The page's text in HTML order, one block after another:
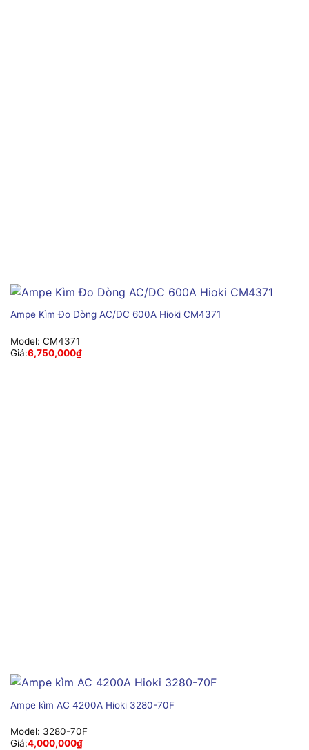
Ampe Kìm Đo Dòng AC/DC 600A Hioki CM4371
Model: CM4371
Giá:6,750,000₫
Ampe kìm AC 4200A Hioki 3280-70F
Model: 3280-70F
Giá:4,000,000₫